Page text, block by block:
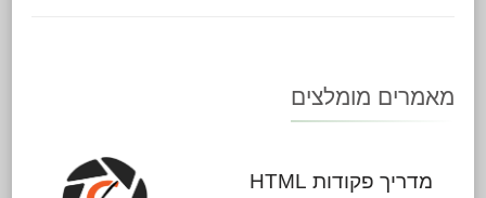
מאמרים מומלצים
מדריך פקודות HTML